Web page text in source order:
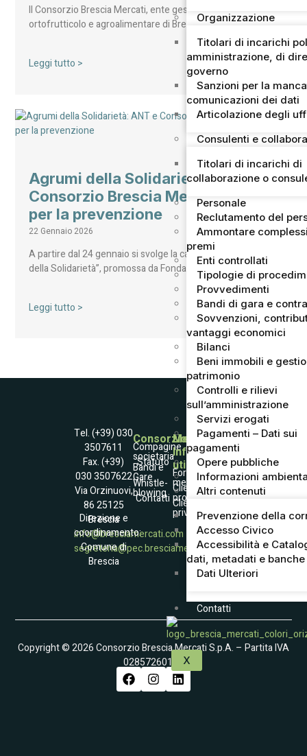
Organizzazione
Titolari di incarichi
amministrazione, di
governo
Sanzioni per la
comunicazioni dei dati
Articolazione degli
Consulenti e
Titolari di incarichi di
collaborazione o
Personale
Reclutamento del
Ammontare
premi
Enti controllati
Tipologie di
Provvedimenti
Bandi di gara e
Sovvenzioni,
vantaggi economici
Bilanci
Beni immobili e
patrimonio
Controlli e rilievi
sull’amministrazione
Servizi erogati
Pagamenti – Dati sui
pagamenti
Opere pubbliche
Informazioni
Altri contenuti
Prevenzione della
Accesso Civico
Accessibilità e
dati, metadati e
Dati Ulteriori
Contatti
X
Il Consorzio Brescia Mercati, ente gestore del mercato
ortofrutticolo e agroalimentare di Brescia – secondo…
Leggi tutto >
Agrumi della Solidarietà: ANT e
Consorzio Brescia Mercati uniti
per la prevenzione
22 Gennaio 2026
A partire dal 24 gennaio si svolge la campagna “Agrumi
della Solidarietà”, promossa da Fondazione ANT…
Leggi tutto >
Tel. (+39) 030
3507611
Fax. (+39)
030 3507622
Via Orzinuovi,
86 25125
Brescia
info@bresciamercati.com
segreteria@pec.bresciamercati.com
Direzione e
coordinamento:
Comune di
Brescia
Consorzio
Compagine
societaria
Statuto
Bandi e
Gare
Whistle­
blowing
Contatti
Mercato
Informazioni
utili
Fornitori
merce
Clienti
professionali
Clienti
privati
Società
Trasparente
Accessibilità
Informativa
Coockies Policy
Dati e contatto
DPO
Copyright © 2026 Consorzio Brescia Mercati S.p.A. – Partita IVA
02857260174